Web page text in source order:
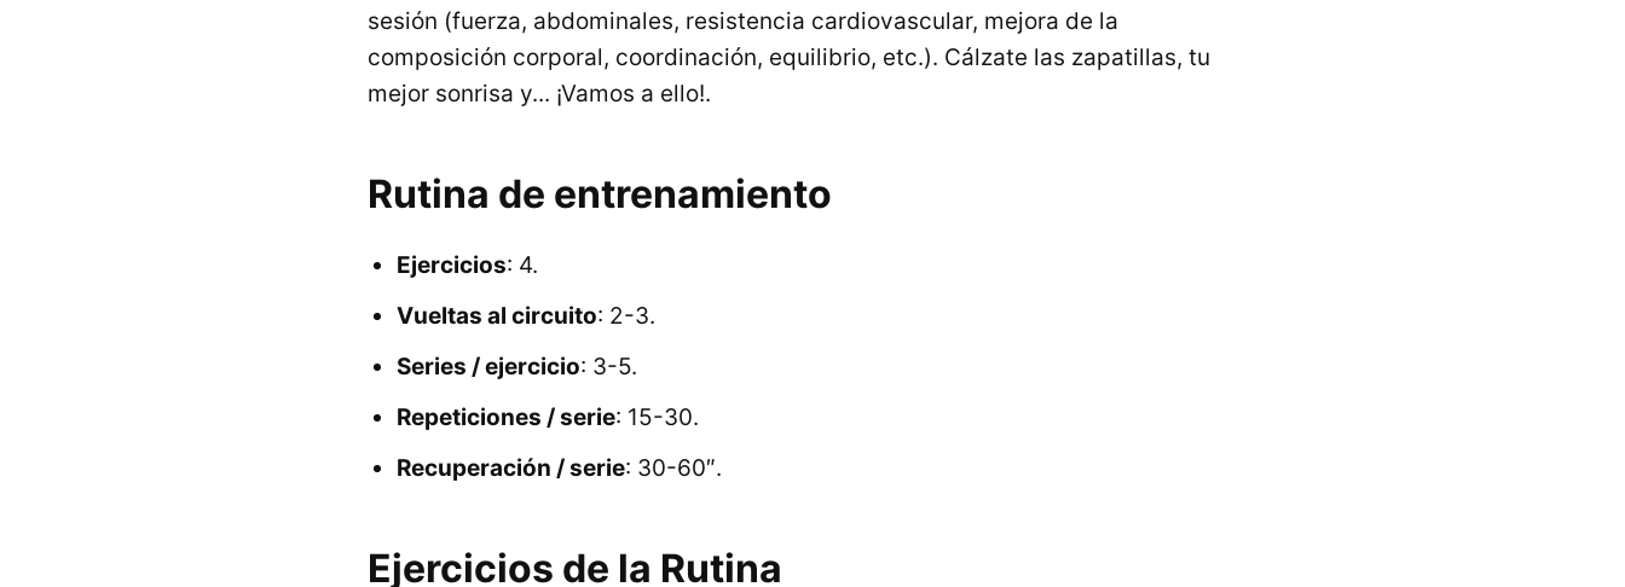
sesión (fuerza, abdominales, resistencia cardiovascular, mejora de la
composición corporal, coordinación, equilibrio, etc.). Cálzate las zapatillas, tu
mejor sonrisa y... ¡Vamos a ello!.
Rutina de entrenamiento
Ejercicios: 4.
Vueltas al circuito: 2-3.
Series / ejercicio: 3-5.
Repeticiones / serie: 15-30.
Recuperación / serie: 30-60″.
Ejercicios de la Rutina